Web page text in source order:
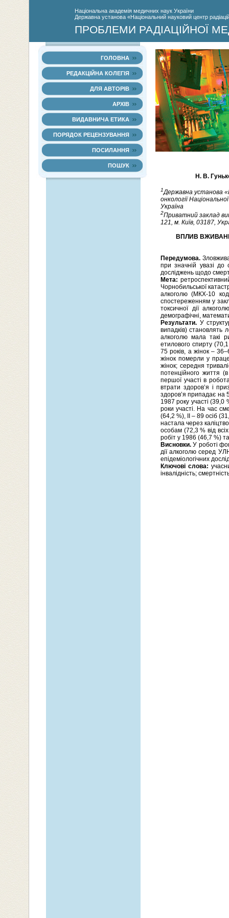
Нацiональна академiя медичних наук України
Державна установа «Національний науковий центр
ПРОБЛЕМИ РАДІАЦІЙНОЇ
ГОЛОВНА
РЕДАКЦІЙНА КОЛЕГІЯ
ДЛЯ АВТОРІВ
АРХІВ
ВИДАВНИЧА ЕТИКА
ПОРЯДОК РЕЦЕНЗУВАННЯ
ПОСИЛАННЯ
ПОШУК
Н. В.
1Державна установа
онкології
Україна
2Приватний заклад
121, м. Київ, 03187,
ВПЛИВ
Передумова.
при значній увазі до
досліджень щодо
Мета:
Чорнобильської
алкоголю (МКХ-10
спостереженням у
токсичної дії
демографічні,
Результати. У
випадків) становлять
алкоголю мала такі
етилового спирту
75 років, а жінок –
жінок померли у
жінок; середня
потенційного життя
першої участі в
втрати здоров’я і
здоров’я припадає на
1987 року участі
роки участі. На час
(64,2 %), ІІ – 89 осіб
настала через
особам (72,3 % від
робіт у 1986 (46,7 %)
Висновки. У роботі
дії алкоголю серед
епідеміологічних
Ключові слова:
інвалідність;